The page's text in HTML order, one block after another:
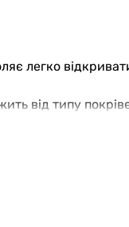
легко
від типу